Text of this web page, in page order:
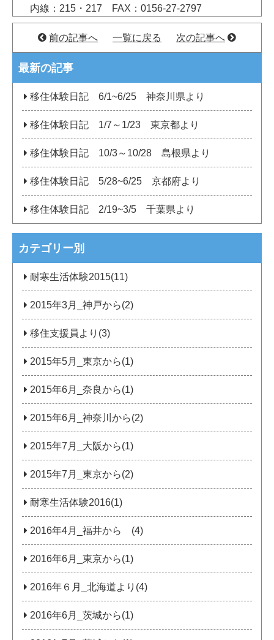
内線：215・217
FAX：0156-27-2797
前の記事へ 一覧に戻る 次の記事へ
最新の記事
移住体験日記 6/1~6/25 神奈川県より
移住体験日記 1/7～1/23 東京都より
移住体験日記 10/3～10/28 島根県より
移住体験日記 5/28~6/25 京都府より
移住体験日記 2/19~3/5 千葉県より
カテゴリー別
耐寒生活体験2015(11)
2015年3月_神戸から(2)
移住支援員より(3)
2015年5月_東京から(1)
2015年6月_奈良から(1)
2015年6月_神奈川から(2)
2015年7月_大阪から(1)
2015年7月_東京から(2)
耐寒生活体験2016(1)
2016年4月_福井から (4)
2016年6月_東京から(1)
2016年６月_北海道より(4)
2016年6月_茨城から(1)